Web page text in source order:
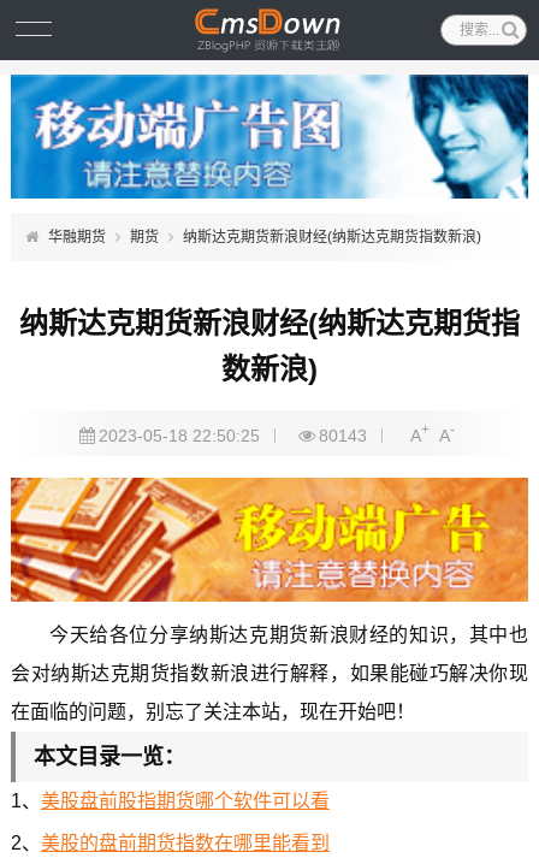
华融期货 期货 纳斯达克期货新浪财经(纳斯达克期货指数新浪)
纳斯达克期货新浪财经(纳斯达克期货指
数新浪)
2023-05-18 22:50:25 80143 A+ A-
今天给各位分享纳斯达克期货新浪财经的知识，其中也
会对纳斯达克期货指数新浪进行解释，如果能碰巧解决你现
在面临的问题，别忘了关注本站，现在开始吧！
本文目录一览：
1、 美股盘前股指期货哪个软件可以看
2、 美股的盘前期货指数在哪里能看到